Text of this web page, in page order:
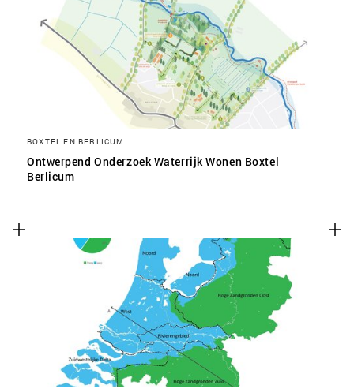
BOXTEL EN BERLICUM
Ontwerpend Onderzoek Waterrijk Wonen Boxtel
Berlicum
SLA VOORKEUREN OP